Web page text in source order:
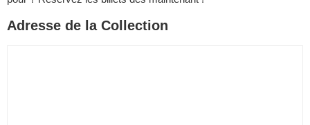
Adresse de la Collection